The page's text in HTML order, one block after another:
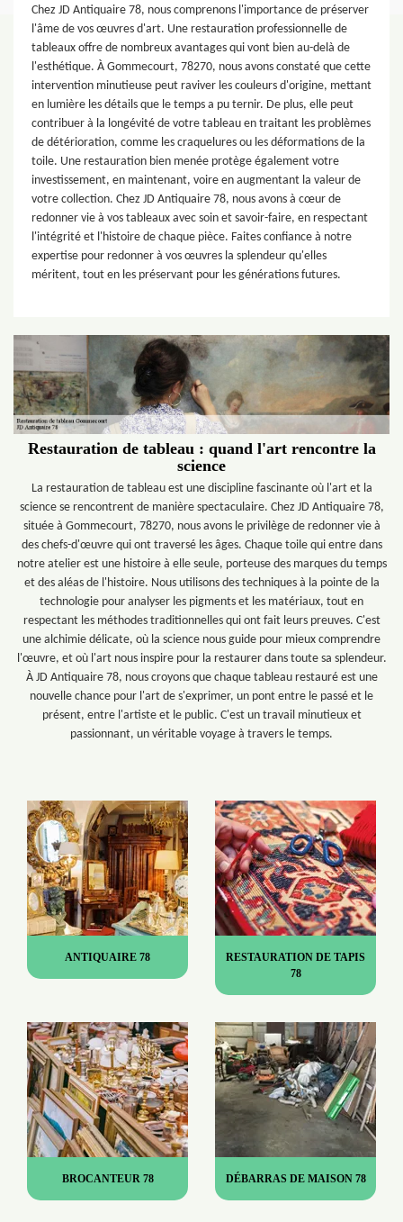
Chez JD Antiquaire 78, nous comprenons l'importance de préserver
l'âme de vos œuvres d'art. Une restauration professionnelle de
tableaux offre de nombreux avantages qui vont bien au-delà de
l'esthétique. À Gommecourt, 78270, nous avons constaté que cette
intervention minutieuse peut raviver les couleurs d'origine, mettant
en lumière les détails que le temps a pu ternir. De plus, elle peut
contribuer à la longévité de votre tableau en traitant les problèmes
de détérioration, comme les craquelures ou les déformations de la
toile. Une restauration bien menée protège également votre
investissement, en maintenant, voire en augmentant la valeur de
votre collection. Chez JD Antiquaire 78, nous avons à cœur de
redonner vie à vos tableaux avec soin et savoir-faire, en respectant
l'intégrité et l'histoire de chaque pièce. Faites confiance à notre
expertise pour redonner à vos œuvres la splendeur qu'elles
méritent, tout en les préservant pour les générations futures.
Restauration de tableau : quand l'art rencontre la
science
La restauration de tableau est une discipline fascinante où l'art et la
science se rencontrent de manière spectaculaire. Chez JD Antiquaire 78,
située à Gommecourt, 78270, nous avons le privilège de redonner vie à
des chefs-d'œuvre qui ont traversé les âges. Chaque toile qui entre dans
notre atelier est une histoire à elle seule, porteuse des marques du temps
et des aléas de l'histoire. Nous utilisons des techniques à la pointe de la
technologie pour analyser les pigments et les matériaux, tout en
respectant les méthodes traditionnelles qui ont fait leurs preuves. C'est
une alchimie délicate, où la science nous guide pour mieux comprendre
l'œuvre, et où l'art nous inspire pour la restaurer dans toute sa splendeur.
À JD Antiquaire 78, nous croyons que chaque tableau restauré est une
nouvelle chance pour l'art de s'exprimer, un pont entre le passé et le
présent, entre l'artiste et le public. C'est un travail minutieux et
passionnant, un véritable voyage à travers le temps.
ANTIQUAIRE 78
RESTAURATION DE TAPIS
78
BROCANTEUR 78 DÉBARRAS DE MAISON 78